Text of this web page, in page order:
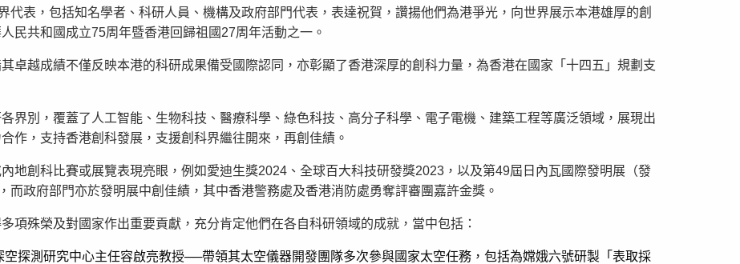
代表，包括知名學者、科研人員、機構及政府部門代表，表達祝賀，讚揚他們為港爭光，向世界展示本港雄厚的創
民共和國成立75周年暨香港回歸祖國27周年活動之一。
卓越成績不僅反映本港的科研成果備受國際認同，亦彰顯了香港深厚的創科力量，為香港在國家「十四五」規劃支
界別，覆蓋了人工智能、生物科技、醫療科學、綠色科技、高分子科學、電子電機、建築工程等廣泛領域，展現出
作，支持香港創科發展，支援創科界繼往開來，再創佳績。
地創科比賽或展覽表現亮眼，例如愛迪生獎2024、全球百大科技研發獎2023，以及第49屆日內瓦國際發明展（發
而政府部門亦於發明展中創佳績，其中香港警務處及香港消防處勇奪評審團嘉許金獎。
項殊榮及對國家作出重要貢獻，充分肯定他們在各自科研領域的成就，當中包括：
探測研究中心主任容啟亮教授──帶領其太空儀器開發團隊多次參與國家太空任務，包括為嫦娥六號研製「表取採